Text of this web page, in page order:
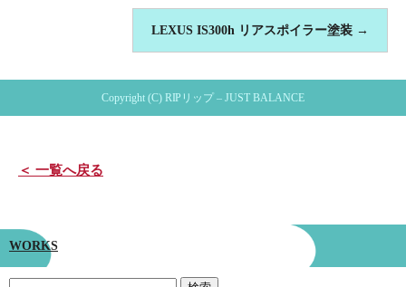
LEXUS IS300h リアスポイラー塗装 →
Copyright (C) RIPリップ – JUST BALANCE
＜ 一覧へ戻る
WORKS